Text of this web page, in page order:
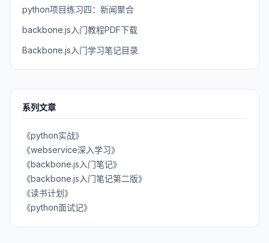
python项目练习四：新闻聚合
backbone.js入门教程PDF下载
Backbone.js入门学习笔记目录
系列文章
《python实战》
《webservice深入学习》
《backbone.js入门笔记》
《backbone.js入门笔记第二版》
《读书计划》
《python面试记》